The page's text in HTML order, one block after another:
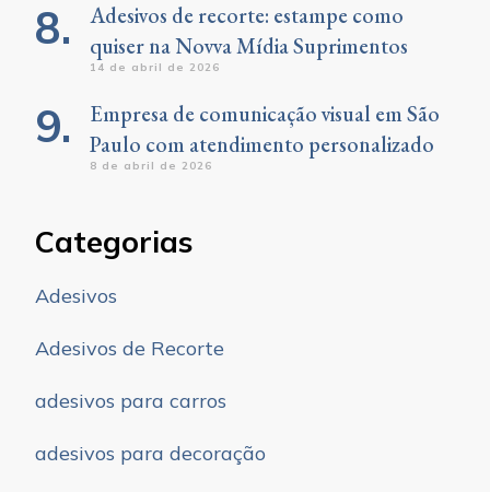
Adesivos de recorte: estampe como
quiser na Novva Mídia Suprimentos
14 de abril de 2026
Empresa de comunicação visual em São
Paulo com atendimento personalizado
8 de abril de 2026
Categorias
Adesivos
Adesivos de Recorte
adesivos para carros
adesivos para decoração